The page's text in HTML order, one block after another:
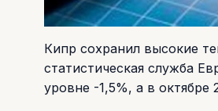
Кипр сохранил высокие
статистическая служба
уровне -1,5%, а в октябре